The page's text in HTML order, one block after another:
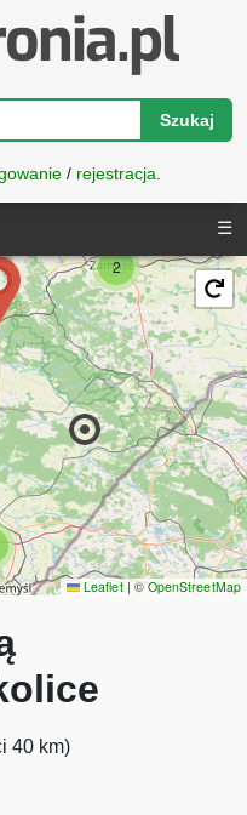
Szukaj
/ rejestracja
☰
2
Leaflet | ©OpenStreetMap
40 km)